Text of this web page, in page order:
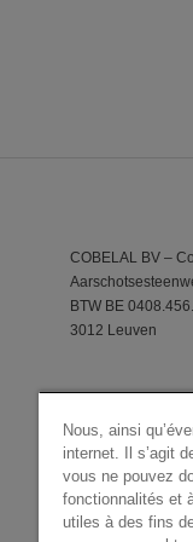
COBELAL BV –
BTW BE
3012 Leuven
Nous, ainsi
internet. Il s’agit
vous ne pouvez
fonctionnalités et
utiles à des fins